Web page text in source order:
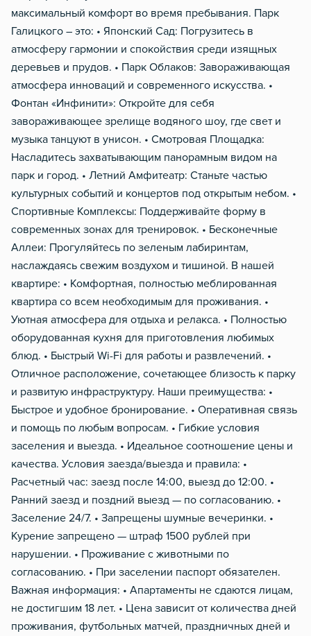
максимальный комфорт во время пребывания. Парк
Галицкого – это: • Японский Сад: Погрузитесь в
атмосферу гармонии и спокойствия среди изящных
деревьев и прудов. • Парк Облаков: Завораживающая
атмосфера инноваций и современного искусства. •
Фонтан «Инфинити»: Откройте для себя
завораживающее зрелище водяного шоу, где свет и
музыка танцуют в унисон. • Смотровая Площадка:
Насладитесь захватывающим панорамным видом на
парк и город. • Летний Амфитеатр: Станьте частью
культурных событий и концертов под открытым небом. •
Спортивные Комплексы: Поддерживайте форму в
современных зонах для тренировок. • Бесконечные
Аллеи: Прогуляйтесь по зеленым лабиринтам,
наслаждаясь свежим воздухом и тишиной. В нашей
квартире: • Комфортная, полностью меблированная
квартира со всем необходимым для проживания. •
Уютная атмосфера для отдыха и релакса. • Полностью
оборудованная кухня для приготовления любимых
блюд. • Быстрый Wi-Fi для работы и развлечений. •
Отличное расположение, сочетающее близость к парку
и развитую инфраструктуру. Наши преимущества: •
Быстрое и удобное бронирование. • Оперативная связь
и помощь по любым вопросам. • Гибкие условия
заселения и выезда. • Идеальное соотношение цены и
качества. Условия заезда/выезда и правила: •
Расчетный час: заезд после 14:00, выезд до 12:00. •
Ранний заезд и поздний выезд — по согласованию. •
Заселение 24/7. • Запрещены шумные вечеринки. •
Курение запрещено — штраф 1500 рублей при
нарушении. • Проживание с животными по
согласованию. • При заселении паспорт обязателен.
Важная информация: • Апартаменты не сдаются лицам,
не достигшим 18 лет. • Цена зависит от количества дней
проживания, футбольных матчей, праздничных дней и